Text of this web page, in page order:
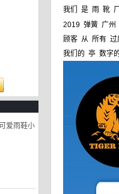
爱雨鞋小
我们 是雨 靴厂
2019弹簧广州
顾客从所有过
我们的亭数字